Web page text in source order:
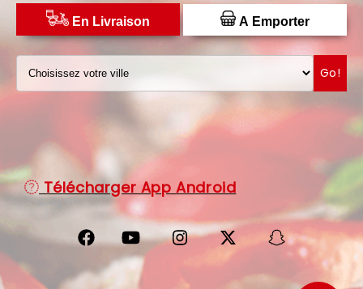
DISTRIBUTEUR DE PIZZAS
En Livraison A Emporter
Go!
Télécharger App Android